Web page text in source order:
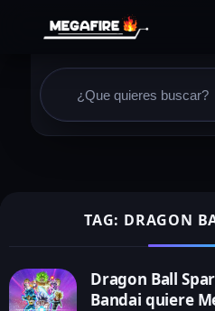
TAG: DRAGON
Dragon Ball
Bandai quiere